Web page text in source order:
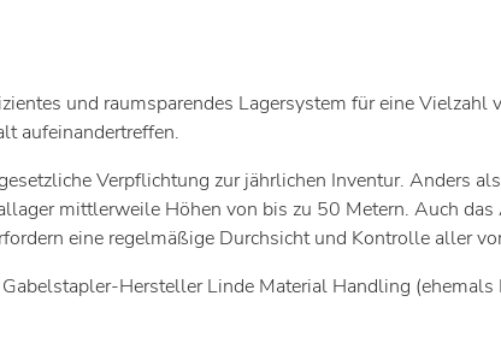
und raumsparendes Lagersystem für eine
aufeinandertreffen.
Verpflichtung zur jährlichen Inventur. Anders
mittlerweile Höhen von bis zu 50 Metern. Auch
eine regelmäßige Durchsicht und Kontrolle aller
Hersteller Linde Material Handling